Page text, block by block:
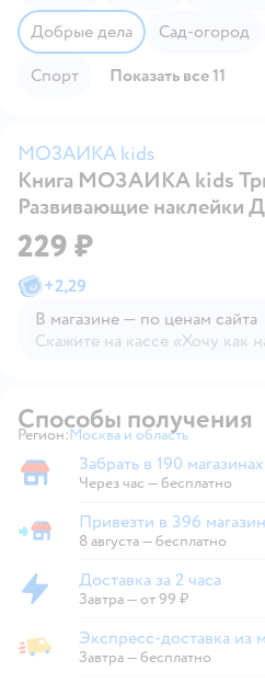
Добрые дела
Сад-огород
Спорт
Показать все 11
МОЗАИКА kids
Книга МОЗАИКА kids
Развивающие наклейки
229 ₽
+2,29
В магазине — по ценам сайта
Скажите на кассе «Хочу как
Способы получения
Регион: Выбор адреса
Москва и область
Забрать в магазине
Забрать в 190 магазинах
Через час — бесплатно
Привезти в магазин
Привезти в 396
8 августа—бесплатно
Доставка за 2 часа
Доставка за 2 часа
Завтра—от 99 ₽
Экспресс-доставка из магазина
Экспресс-доставка из
Завтра—бесплатно